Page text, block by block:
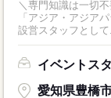
＼専門知識は一切
「アジア・アジア
設営スタッフとして
イベントス
愛知県豊橋